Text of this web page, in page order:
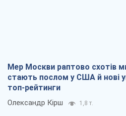
Мер Москви раптово схотів
стають послом у США й нові
топ-рейтинги
Олександр Кірш 1,8 т.